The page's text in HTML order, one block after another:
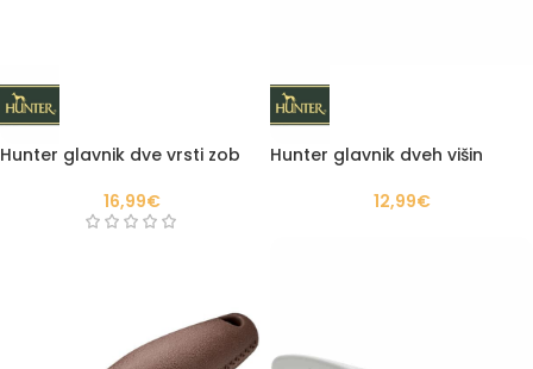
Hunter glavnik dve vrsti zob
16,99€
Hunter glavnik dveh višin
12,99€